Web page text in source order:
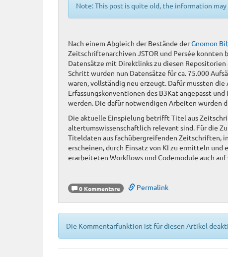
Note: This post is quite old, the information
Nach einem Abgleich der Bestände derGnomon
Zeitschriftenarchiven JSTOR und Persée konnten
Datensätze mit Direktlinks zu diesen
Schritt wurden nun Datensätze für ca. 75.000
waren, vollständig neu erzeugt. Dafür mussten die
Erfassungskonventionen des B3Kat angepasst
werden. Die dafür notwendigen Arbeiten wurden
Die aktuelle Einspielung betrifft Titel aus
altertumswissenschaftlich relevant sind. Für die
Titeldaten aus fachübergreifenden Zeitschriften,
erscheinen, durch Einsatz von KI zu ermitteln
erarbeiteten Workflows und Codemodule auch
0 Kommentare Permalink
Die Kommentarfunktion ist für diesen Artikel